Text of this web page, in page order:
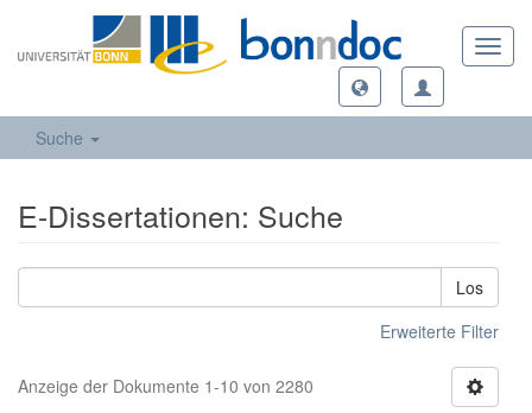
Suche
E-Dissertationen: Suche
Los
Erweiterte Filter
Anzeige der Dokumente 1-10 von 2280